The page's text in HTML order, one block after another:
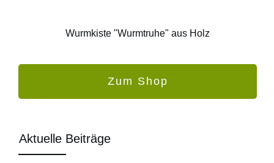
Wurmkiste "Wurmtruhe" aus Holz
Zum Shop
Aktuelle Beiträge